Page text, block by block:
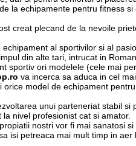
la echipamente pentru fitness
creat plecand de la nevoile
echipament al sportivilor si al
din alte tari, intrucat in
sportiv ori modelele (cele mai
va incerca sa aduca in cel
orice model de echipament
unui parteneriat stabil
la nivel profesionist cat si amator.
nostri vor fi mai sanatosi
isi petreaca mai mult timp in aer